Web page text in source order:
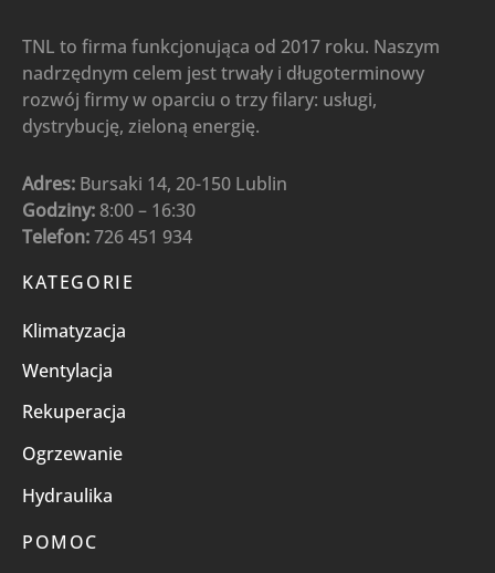
TNL to firma funkcjonująca od 2017 roku. Naszym
nadrzędnym celem jest trwały i długoterminowy
rozwój firmy w oparciu o trzy filary: usługi,
dystrybucję, zieloną energię.
Adres: Bursaki 14, 20-150 Lublin
Godziny: 8:00 – 16:30
Telefon:726 451 934
KATEGORIE
Klimatyzacja
Wentylacja
Rekuperacja
Ogrzewanie
Hydraulika
POMOC